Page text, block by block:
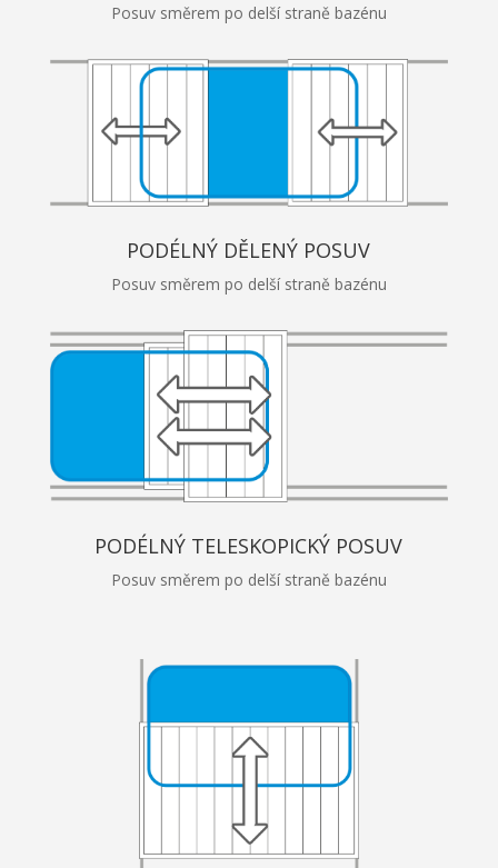
Posuv směrem po delší straně bazénu
PODÉLNÝ DĚLENÝ POSUV
Posuv směrem po delší straně bazénu
PODÉLNÝ TELESKOPICKÝ POSUV
Posuv směrem po delší straně bazénu